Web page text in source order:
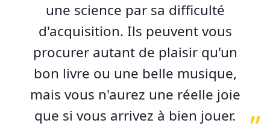
une science par sa difficulté
d'acquisition. Ils peuvent vous
procurer autant de plaisir qu'un
bon livre ou une belle musique,
mais vous n'aurez une réelle joie
que si vous arrivez à bien jouer.